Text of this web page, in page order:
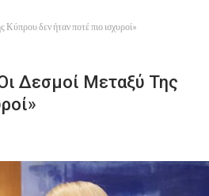
δεν ήταν ποτέ πιο ισχυροί»
Δεσμοί Μεταξύ Της